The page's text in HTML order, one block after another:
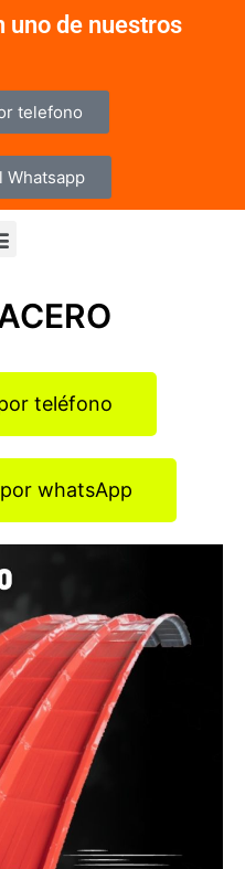
uno de nuestros
telefono
Whatsapp
teléfono
whatsApp